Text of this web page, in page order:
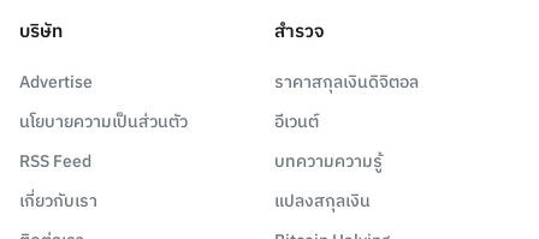
บริษัท
Advertise
นโยบายความเป็นส่วนตัว
RSS Feed
เกี่ยวกับเรา
สำรวจ
ราคาสกุลเงินดิจิตอล
อีเวนต์
บทความความรู้
แปลงสกุลเงิน